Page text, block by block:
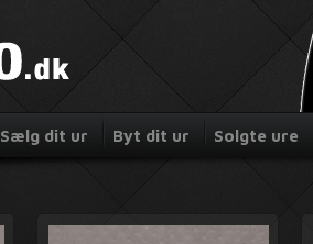
Sælg dit ur Byt dit ur Solgte ure